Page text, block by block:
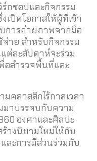
กชอปและกิจกรรม
ปิดโอกาสให้ผู้ที่เข้า
การถ่ายภาพจากมือ
าย สำหรับกิจกรรม
ต่ละสัปดาห์จะร่วม
อสำรวจพื้นที่และ
คลาสสิกไร้กาลเวลา
าบรรจบกับความ
องศาและศิลปะ
างนิยามใหม่ให้กับ
ละการมีส่วนร่วมกับ